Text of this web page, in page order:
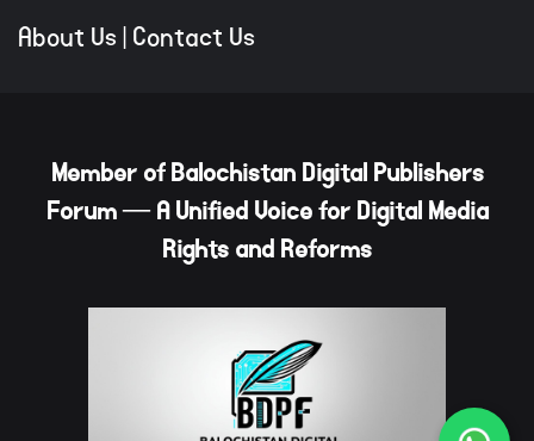
About Us|Contact Us
Member of Balochistan Digital Publishers
Forum — A Unified Voice for Digital Media
Rights and Reforms